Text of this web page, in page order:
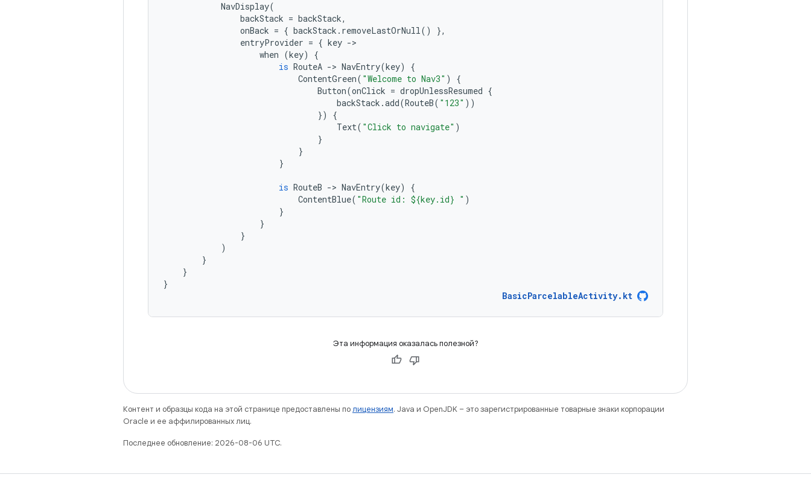
NavDisplay(
backStack = backStack,
onBack = { backStack . removeLastOrNull()
},
entryProvider = { key ->
when (key)
{
is RouteA -> NavEntry(key)
{
ContentGreen( "Welcome to Nav3" )
{
Button(onClick = dropUnlessResumed {
backStack .add(RouteB( "123" ))
})
{
Text( "Click to navigate" )
}
}
}
is RouteB -> NavEntry(key)
{
ContentBlue( "Route id: ${key.id} " )
}
}
}
)
}
}
}
BasicParcelableActivity. kt
Эта информация оказалась полезной?
Контент и образцы кода на этой странице предоставлены полицензиям. Java и OpenJDK – это зарегистрированные товарные знаки корпорации
Oracle и ее аффилированных лиц.
Последнее обновление: 2026-08-06 UTC.